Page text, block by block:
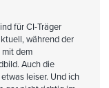
für CI-Träger
während der
dem
Auch die
leiser. Und ich